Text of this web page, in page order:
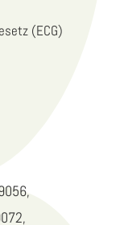
(ECG)